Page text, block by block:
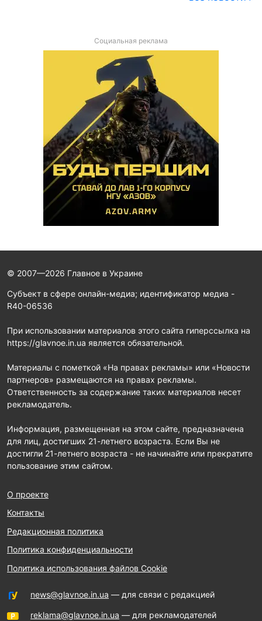
Социальная реклама
© 2007—2026 Главное в Украине
Субъект в сфере онлайн-медиа; идентификатор медиа -
R40-06536
При использовании материалов этого сайта гиперссылка на
https://glavnoe.in.ua является обязательной.
Материалы с пометкой «На правах рекламы» или «Новости
партнеров» размещаются на правах рекламы.
Ответственность за содержание таких материалов несет
рекламодатель.
Информация, размещенная на этом сайте, предназначена
для лиц, достигших 21-летнего возраста. Если Вы не
достигли 21-летнего возраста - не начинайте или прекратите
пользование этим сайтом.
О проекте
Контакты
Редакционная политика
Политика конфиденциальности
Политика использования файлов Cookie
news@glavnoe.in.ua — для связи с редакцией
reklama@glavnoe.in.ua — для рекламодателей